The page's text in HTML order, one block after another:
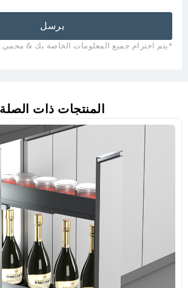
احترام جميع المعلومات الخاصة بك & محمي.
المنتجات ذات الصلة